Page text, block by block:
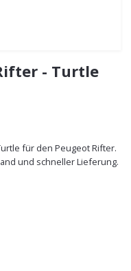
- Turtle
für den Peugeot Rifter.
und schneller Lieferung.